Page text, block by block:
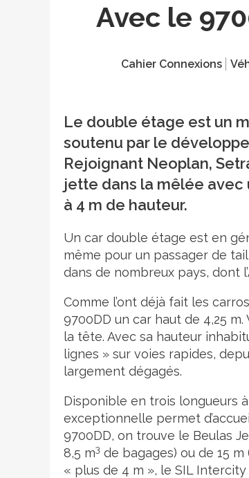
Avec le
Cahier Connexions
Le double étage est un
soutenu par le
Rejoignant Neoplan,
jette dans la mêlée avec
à 4 m de hauteur.
Un car double étage est en
même pour un passager de
dans de nombreux pays, dont
Comme l’ont déjà fait les
9700DD un car haut de 4,25
la tête. Avec sa hauteur
lignes » sur voies rapides,
largement dégagés.
Disponible en trois longueurs
exceptionnelle permet
9700DD, on trouve le Beulas
8,5 m3 de bagages) ou de 15 m
« plus de 4 m », le SIL Intercity